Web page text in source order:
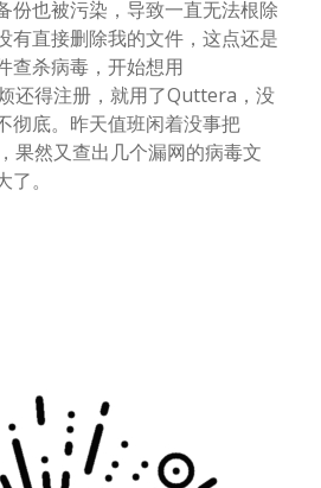
份也被污染，导致一直无法根除
有直接删除我的文件，这点还是
查杀病毒，开始想用
还得注册，就用了Quttera，没
彻底。昨天值班闲着没事把
果然又查出几个漏网的病毒文
。